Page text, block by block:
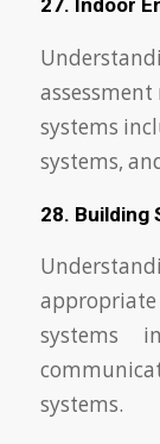
27. Indoor
systems
systems,
28. Building
systems
systems.